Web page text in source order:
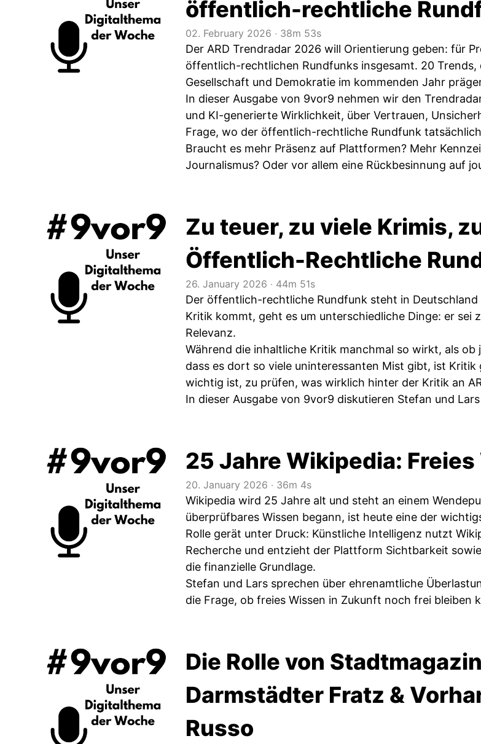
öffentlich-rechtliche
02. February 2026 ‧ 38m 53s
Der ARD Trendradar 2026 will Orientierung geben: für
öffentlich-rechtlichen Rundfunks insgesamt. 20
Gesellschaft und Demokratie im kommenden Jahr
In dieser Ausgabe von 9vor9 nehmen wir den
und KI-generierte Wirklichkeit, über Vertrauen,
Frage, wo der öffentlich-rechtliche Rundfunk
Braucht es mehr Präsenz auf Plattformen? Mehr
Journalismus? Oder vor allem eine Rückbesinnung auf
Zu teuer, zu viele Krimis,
Öffentlich-Rechtliche
26. January 2026 ‧ 44m 51s
Der öffentlich-rechtliche Rundfunk steht in
Kritik kommt, geht es um unterschiedliche Dinge: er sei
Relevanz.
Während die inhaltliche Kritik manchmal so wirkt, als
dass es dort so viele uninteressanten Mist gibt, ist
wichtig ist, zu prüfen, was wirklich hinter der Kritik an
In dieser Ausgabe von 9vor9 diskutieren Stefan und
25 Jahre Wikipedia:
20. January 2026 ‧ 36m 4s
Wikipedia wird 25 Jahre alt und steht an einem
überprüfbares Wissen begann, ist heute eine der
Rolle gerät unter Druck: Künstliche Intelligenz nutzt
Recherche und entzieht der Plattform Sichtbarkeit
die finanzielle Grundlage.
Stefan und Lars sprechen über ehrenamtliche
die Frage, ob freies Wissen in Zukunft noch frei bleiben
Die Rolle von
Darmstädter Fratz &
Russo